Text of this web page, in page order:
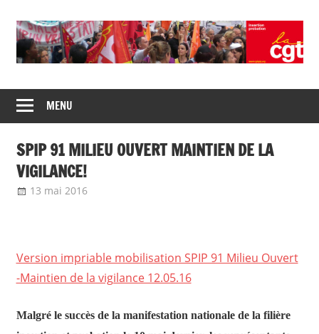
content
CGT
insertion
probation
de
syndicats
CGT
insertion
probation
MENU
SPIP 91 MILIEU OUVERT MAINTIEN DE LA
VIGILANCE!
13 mai 2016
Version impriable mobilisation SPIP 91 Milieu Ouvert
-Maintien de la vigilance 12.05.16
Malgré le succès de la manifestation nationale de la filière